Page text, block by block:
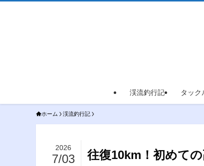
渓流釣行記 タック
ホーム 渓流釣行記
往復10km！初めて
2026
7/03